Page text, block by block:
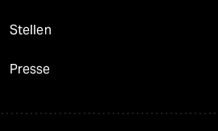
Stellen
Presse